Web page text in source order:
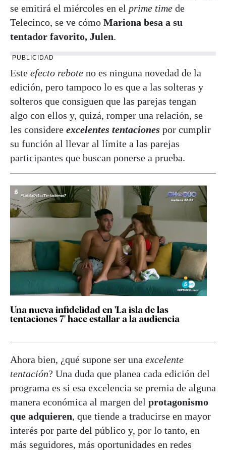
se emitirá el miércoles en el prime time de
Telecinco, se ve cómo Mariona besa a su
tentador favorito, Julen.
PUBLICIDAD
Este efecto rebote no es ninguna novedad de la
edición, pero tampoco lo es que a las solteras y
solteros que consiguen que las parejas tengan
algo con ellos y, quizá, romper una relación, se
les considere excelentes tentaciones por cumplir
su función al llevar al límite a las parejas
participantes que buscan ponerse a prueba.
Una nueva infidelidad en 'La isla de las
tentaciones 7' hace estallar a la audiencia
Ahora bien, ¿qué supone ser una excelente
tentación? Una duda que planea cada edición del
programa es si esa excelencia se premia de alguna
manera económica al margen del protagonismo
que adquieren, que tiende a traducirse en mayor
interés por parte del público y, por lo tanto, en
más seguidores, más oportunidades en redes